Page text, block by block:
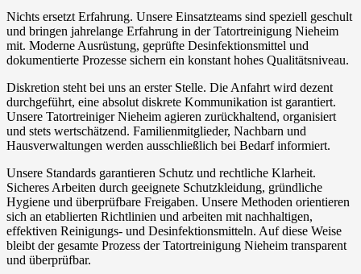
Nichts ersetzt Erfahrung. Unsere Einsatzteams sind speziell geschult
und bringen jahrelange Erfahrung in der Tatortreinigung Nieheim
mit. Moderne Ausrüstung, geprüfte Desinfektionsmittel und
dokumentierte Prozesse sichern ein konstant hohes Qualitätsniveau.
Diskretion steht bei uns an erster Stelle. Die Anfahrt wird dezent
durchgeführt, eine absolut diskrete Kommunikation ist garantiert.
Unsere Tatortreiniger Nieheim agieren zurückhaltend, organisiert
und stets wertschätzend. Familienmitglieder, Nachbarn und
Hausverwaltungen werden ausschließlich bei Bedarf informiert.
Unsere Standards garantieren Schutz und rechtliche Klarheit.
Sicheres Arbeiten durch geeignete Schutzkleidung, gründliche
Hygiene und überprüfbare Freigaben. Unsere Methoden orientieren
sich an etablierten Richtlinien und arbeiten mit nachhaltigen,
effektiven Reinigungs- und Desinfektionsmitteln. Auf diese Weise
bleibt der gesamte Prozess der Tatortreinigung Nieheim transparent
und überprüfbar.